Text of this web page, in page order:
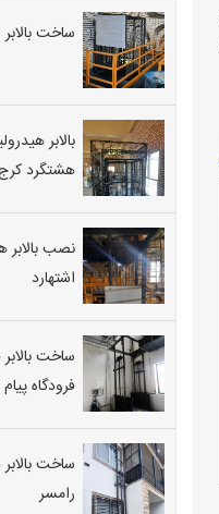
ساخت
بالابر
هشتگرد
نصب بالابر
اشتهارد
ساخت
فرودگاه
ساخت
رامسر